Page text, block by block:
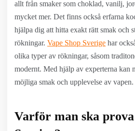
allt från smaker som choklad, vanilj,
mycket mer. Det finns också erfarna
hjälpa dig att hitta exakt rätt smak och
rökningar. Vape Shop Sverige har
olika typer av rökningar, såsom
modernt. Med hjälp av experterna kan
möjliga smak och upplevelse av vapen.
Varför man ska prova